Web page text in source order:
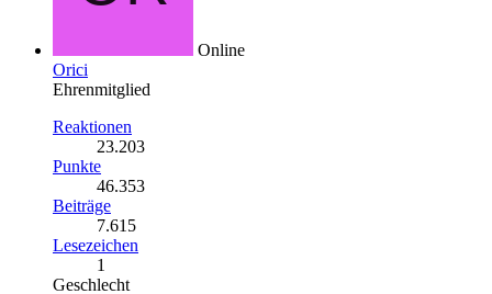
Online
Orici
Ehrenmitglied
Reaktionen
23.203
Punkte
46.353
Beiträge
7.615
Lesezeichen
1
Geschlecht